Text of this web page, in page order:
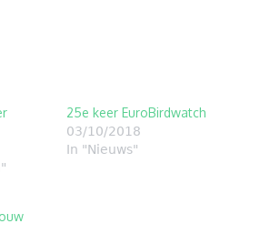
25e keer EuroBirdwatch
03/10/2018
In "Nieuws"